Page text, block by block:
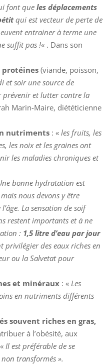
font que les déplacements
qui est vecteur de perte de
entrainer à terme une
suffit pas !« . Dans son
protéines (viande, poisson,
et soir une source de
prévenir et lutter contre la
Marin-Maire, diététicienne
nutriments : « les fruits, les
les noix et les graines ont
les maladies chroniques et
bonne hydratation est
nous devons y être
La sensation de soif
restent importants et à ne
: 1,5 litre d’eau par jour
privilégier des eaux riches en
ou la Salvetat pour
et minéraux : « Les
en nutriments différents
souvent riches en gras,
à l’obésité, aux
Il est préférable de se
transformés ».